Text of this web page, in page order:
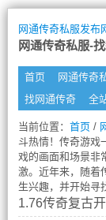
网通传奇私服发布
网通传奇私服-
首页 网通传奇
找网通传奇
全
当前位置： 首页/
斗热情！传奇游戏
戏的画面和场景非
激。近年来，随着
生兴趣，并开始寻
1.76传奇复古